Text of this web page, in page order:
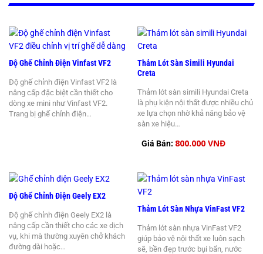
Độ Ghế Chỉnh Điện Vinfast VF2
Độ ghế chỉnh điện Vinfast VF2 là
nâng cấp đặc biệt cần thiết cho
dòng xe mini như Vinfast VF2.
Trang bị ghế chỉnh điện…
Thảm Lót Sàn Simili Hyundai
Creta
Thảm lót sàn simili Hyundai Creta
là phụ kiện nội thất được nhiều chủ
xe lựa chọn nhờ khả năng bảo vệ
sàn xe hiệu…
Giá Bán: 800.000 VNĐ
Độ Ghế Chỉnh Điện Geely EX2
Độ ghế chỉnh điện Geely EX2 là
nâng cấp cần thiết cho các xe dịch
vụ, khi mà thường xuyên chở khách
đường dài hoặc…
Thảm Lót Sàn Nhựa VinFast VF2
Thảm lót sàn nhựa VinFast VF2
giúp bảo vệ nội thất xe luôn sạch
sẽ, bền đẹp trước bụi bẩn, nước